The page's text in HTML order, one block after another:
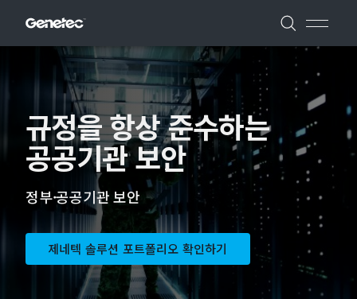
규정을 항상 준수하는
공공기관 보안
정부·공공기관 보안
제네텍 솔루션 포트폴리오 확인하기